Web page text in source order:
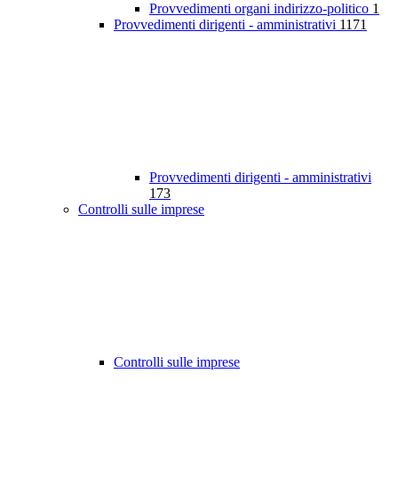
Provvedimenti organi indirizzo-politico 1
Provvedimenti dirigenti - amministrativi 1171
Provvedimenti dirigenti - amministrativi
173
Controlli sulle imprese
Controlli sulle imprese